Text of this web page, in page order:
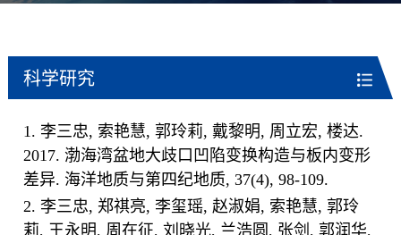
科学研究
1. 李三忠, 索艳慧, 郭玲莉, 戴黎明, 周立宏, 楼达.
2017. 渤海湾盆地大歧口凹陷变换构造与板内变形
差异. 海洋地质与第四纪地质, 37(4), 98-109.
2. 李三忠, 郑祺亮, 李玺瑶, 赵淑娟, 索艳慧, 郭玲
莉, 王永明, 周在征, 刘晓光, 兰浩圆, 张剑, 郭润华,